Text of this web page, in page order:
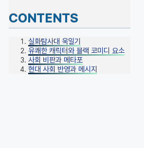
CONTENTS
실화탐사대 욱일기
유쾌한 캐릭터와 블랙 코미디 요소
사회 비판과 메타포
현대 사회 반영과 메시지